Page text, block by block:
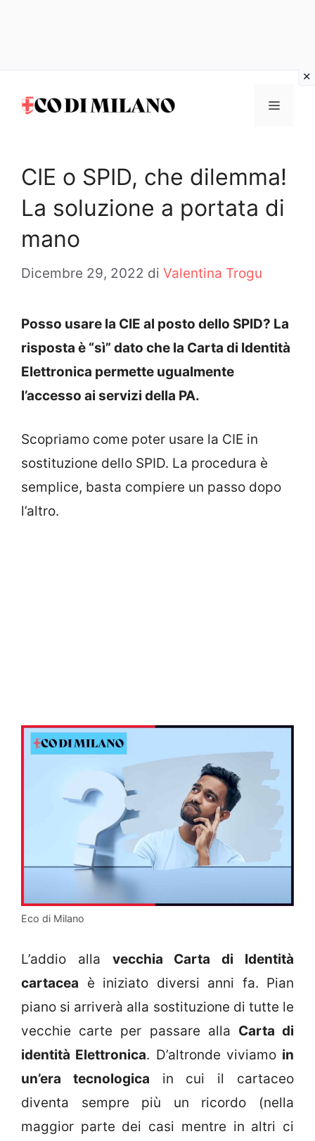
MENU
CIE o SPID, che dilemma!
La soluzione a portata di
mano
Dicembre 29, 2022 di Valentina Trogu
Posso usare la CIE al posto dello SPID? La
risposta è “sì” dato che la Carta di Identità
Elettronica permette ugualmente
l’accesso ai servizi della PA.
Scopriamo come poter usare la CIE in
sostituzione dello SPID. La procedura è
semplice, basta compiere un passo dopo
l’altro.
Eco di Milano
L’addio alla vecchia Carta di Identità
cartacea è iniziato diversi anni fa. Pian
piano si arriverà alla sostituzione di tutte le
vecchie carte per passare alla Carta di
identità Elettronica. D’altronde viviamo in
un’era tecnologica in cui il cartaceo
diventa sempre più un ricordo (nella
maggior parte dei casi mentre in altri ci